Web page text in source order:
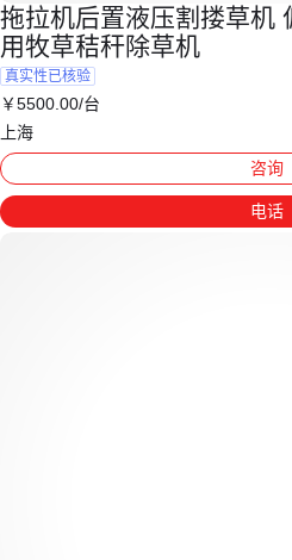
拖拉机后置液压割搂草机
用牧草秸秆除草机
真实性已核验
￥5500 .00/台
上海
咨询
电话